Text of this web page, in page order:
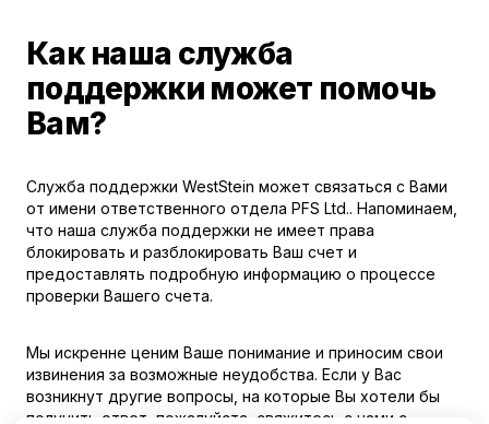
Как наша служба
поддержки может помочь
Вам?
Служба поддержки WestStein может связаться с Вами
от имени ответственного отдела PFS Ltd.. Напоминаем,
что наша служба поддержки не имеет права
блокировать и разблокировать Ваш счет и
предоставлять подробную информацию о процессе
проверки Вашего счета.
Мы искренне ценим Ваше понимание и приносим свои
извинения за возможные неудобства. Если у Вас
возникнут другие вопросы, на которые Вы хотели бы
получить ответ, пожалуйста, свяжитесь с нами с